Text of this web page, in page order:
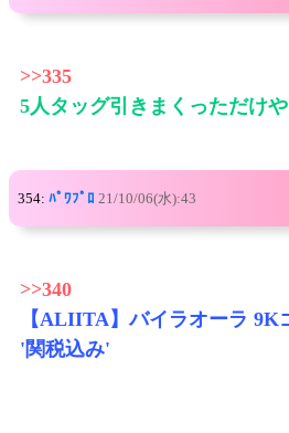
>>335
5人タッグ引きまくっただけ
354: ﾊﾟﾜﾌﾟﾛ 21/10/06(水):43
>>340
【ALIITA】バイラオーラ 9K
'関税込み'